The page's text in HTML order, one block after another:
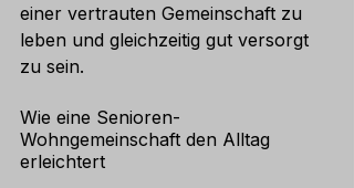
einer vertrauten Gemeinschaft zu
leben und gleichzeitig gut versorgt
zu sein.
Wie eine Senioren-
Wohngemeinschaft den Alltag
erleichtert